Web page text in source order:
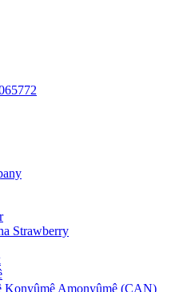
Strawberry
Konyûmê Amonyûmê (CAN)